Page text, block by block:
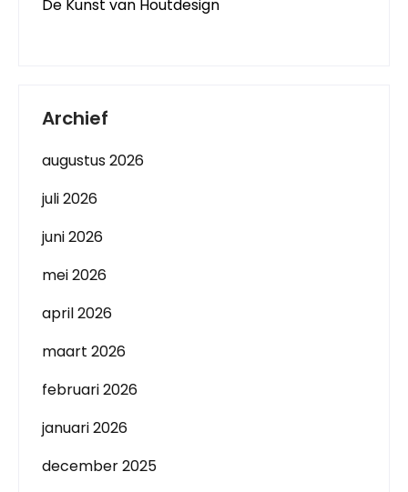
De Kunst van Houtdesign
Archief
augustus 2026
juli 2026
juni 2026
mei 2026
april 2026
maart 2026
februari 2026
januari 2026
december 2025